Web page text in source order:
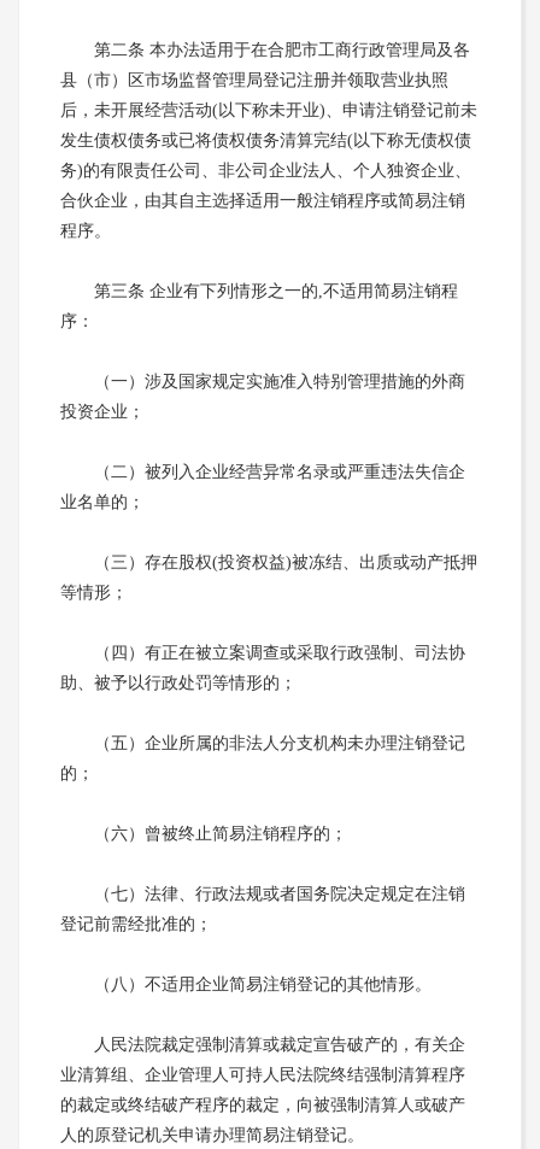
第二条 本办法适用于在合肥市工商行政管理局及各
县（市）区市场监督管理局登记注册并领取营业执照
后，未开展经营活动(以下称未开业)、申请注销登记前未
发生债权债务或已将债权债务清算完结(以下称无债权债
务)的有限责任公司、非公司企业法人、个人独资企业、
合伙企业，由其自主选择适用一般注销程序或简易注销
程序。
第三条 企业有下列情形之一的,不适用简易注销程
序：
（一）涉及国家规定实施准入特别管理措施的外商
投资企业；
（二）被列入企业经营异常名录或严重违法失信企
业名单的；
（三）存在股权(投资权益)被冻结、出质或动产抵押
等情形；
（四）有正在被立案调查或采取行政强制、司法协
助、被予以行政处罚等情形的；
（五）企业所属的非法人分支机构未办理注销登记
的；
（六）曾被终止简易注销程序的；
（七）法律、行政法规或者国务院决定规定在注销
登记前需经批准的；
（八）不适用企业简易注销登记的其他情形。
人民法院裁定强制清算或裁定宣告破产的，有关企
业清算组、企业管理人可持人民法院终结强制清算程序
的裁定或终结破产程序的裁定，向被强制清算人或破产
人的原登记机关申请办理简易注销登记。